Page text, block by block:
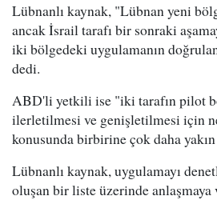
Lübnanlı kaynak, "Lübnan yeni
ancak İsrail tarafı bir sonraki
iki bölgedeki uygulamanın
dedi.
ABD'li yetkili ise "iki tarafın pilot
ilerletilmesi ve genişletilmesi için
konusunda birbirine çok daha
Lübnanlı kaynak, uygulamayı
oluşan bir liste üzerinde anlaşmaya